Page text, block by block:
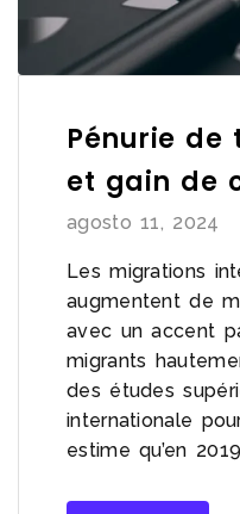
Pénurie de
et gain de
agosto 11, 2024
Les migrations
augmentent de
avec un accent
migrants
des études
internationale
estime qu’en